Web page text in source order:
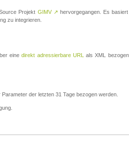
Projekt GIMV ↗ hervorgegangen. Es
zu integrieren.
einedirekt adressierbare URL
als XML
der letzten 31 Tage bezogen werden.